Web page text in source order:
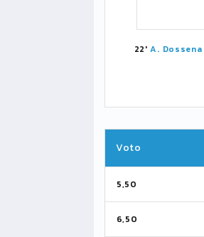
22'A. Dossena
Voto
5,50
6,50